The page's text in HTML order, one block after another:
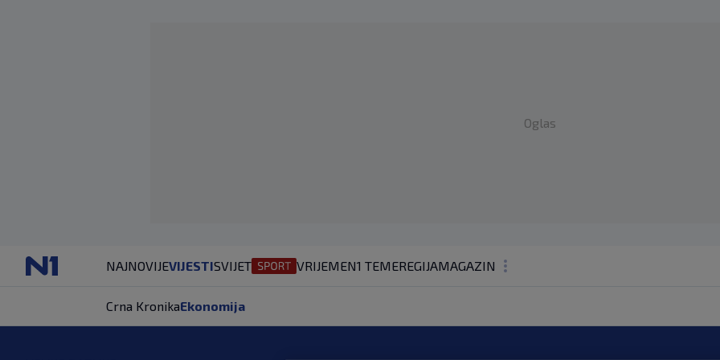
Oglas
NAJNOVIJEVIJESTISVIJET VRIJEMEN1 TEMEREGIJAMAGAZIN
KOLUMNE
Crna KronikaEkonomija